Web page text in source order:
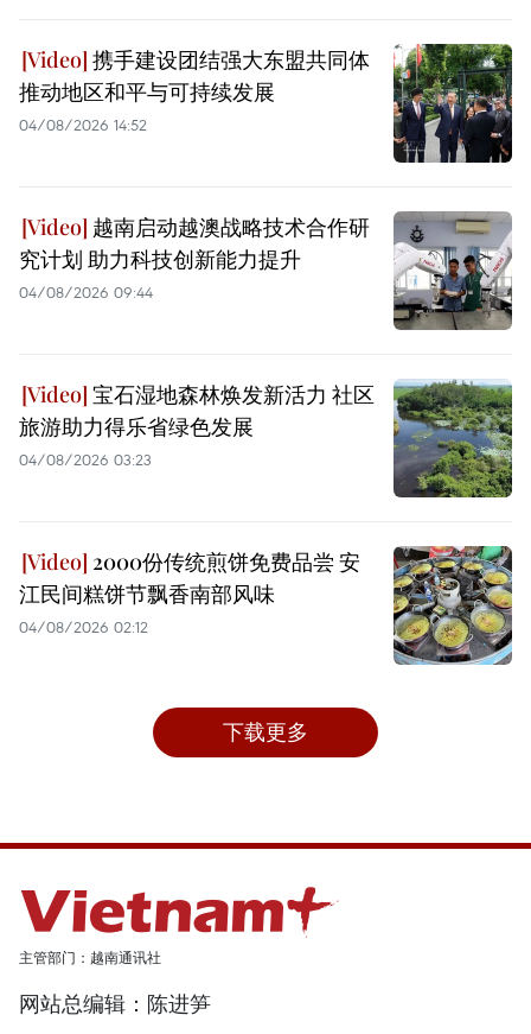
携手建设团结强大东盟共同体
推动地区和平与可持续发展
04/08/2026 14:52
越南启动越澳战略技术合作研
究计划 助力科技创新能力提升
04/08/2026 09:44
宝石湿地森林焕发新活力 社区
旅游助力得乐省绿色发展
04/08/2026 03:23
2000份传统煎饼免费品尝 安
江民间糕饼节飘香南部风味
04/08/2026 02:12
下载更多
主管部门：越南通讯社
网站总编辑：陈进笋